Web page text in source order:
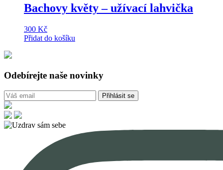
Bachovy květy – užívací lahvička
300 Kč
Přidat do košíku
Odebírejte naše novinky
Přihlásit se